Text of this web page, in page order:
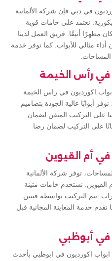
في دبي فإن شركة الألمانية
نعتمد على خامات قوية
مظهرًا أنيقًا. فريق العمل لدينا
مثالي للأبواب. كما نوفر خدمة
في رأس الخيمة
اكورديون في راس الخيمة
أبوابًا عالية الجودة بتصاميم
على التركيب المتقن لضمان
على التركيب لضمان رضا
في أم القيوين
توفر شركة الألمانية
نستخدم خامات متينة
يتم التركيب بواسطة فنيين
خدمة المعاينة المجانية قبل
في أبوظبي
اكورديون في ابوظبي بأحدث